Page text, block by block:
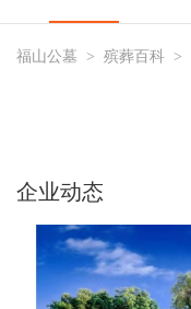
福山公墓 > 殡葬百科 >
企业动态